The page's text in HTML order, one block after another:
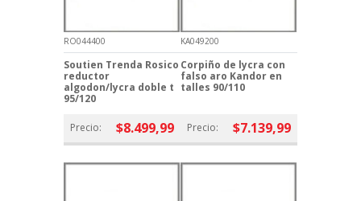
RO044400
Soutien Trenda Rosico
reductor
algodon/lycra doble t
95/120
Precio: $8.499,99
KA049200
Corpiño de lycra con
falso aro Kandor en
talles 90/110
Precio: $7.139,99